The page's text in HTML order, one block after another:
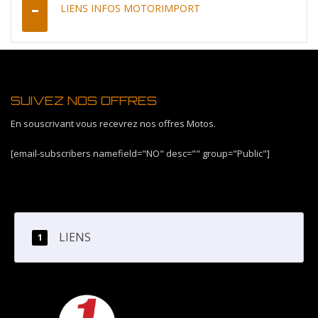
LIENS INFOS MOTORIMPORT
SUIVEZ NOS OFFRES
En souscrivant vous recevrez nos offres Motos.
[email-subscribers namefield="NO" desc="" group="Public"]
LIENS